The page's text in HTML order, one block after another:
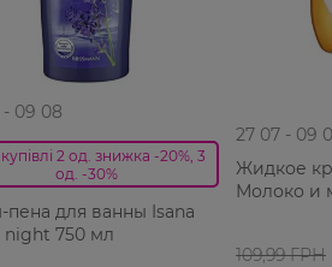
- 09 08
2 од. знижка -20%, 3
од. -30%
для ванны Isana
night 750 мл
27 07 - 09
Жидкое
Молоко и
109,99 ГРН